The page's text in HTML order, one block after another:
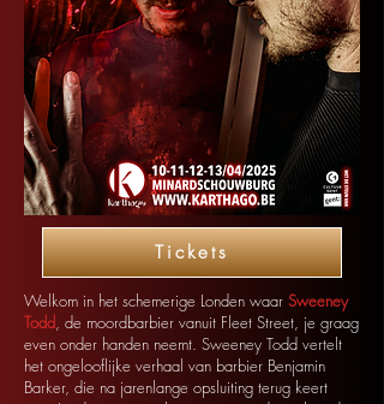
Tickets
Welkom in het schemerige Londen waar Sweeney
Todd, de moordbarbier vanuit Fleet Street, je graag
even onder handen neemt. Sweeney Todd vertelt
het ongelooflijke verhaal van barbier Benjamin
Barker, die na jarenlange opsluiting terug keert